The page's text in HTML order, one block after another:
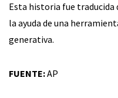
Esta historia fue traducida
la ayuda de una
generativa.
FUENTE:AP